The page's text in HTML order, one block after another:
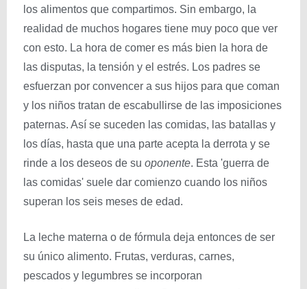
los alimentos que compartimos. Sin embargo, la
realidad de muchos hogares tiene muy poco que ver
con esto. La hora de comer es más bien la hora de
las disputas, la tensión y el estrés. Los padres se
esfuerzan por convencer a sus hijos para que coman
y los niños tratan de escabullirse de las imposiciones
paternas. Así se suceden las comidas, las batallas y
los días, hasta que una parte acepta la derrota y se
rinde a los deseos de su oponente. Esta 'guerra de
las comidas' suele dar comienzo cuando los niños
superan los seis meses de edad.
La leche materna o de fórmula deja entonces de ser
su único alimento. Frutas, verduras, carnes,
pescados y legumbres se incorporan